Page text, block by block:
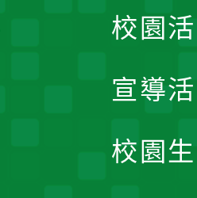
校園
宣導
校園